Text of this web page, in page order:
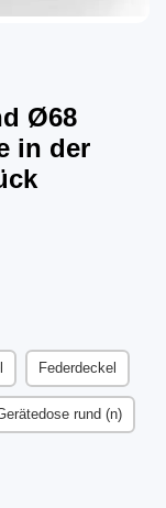
Ø68
in der
Federdeckel
rund (n)